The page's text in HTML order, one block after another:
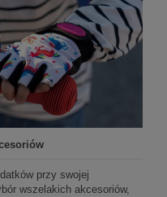
przy swojej
wszelakich akcesoriów,